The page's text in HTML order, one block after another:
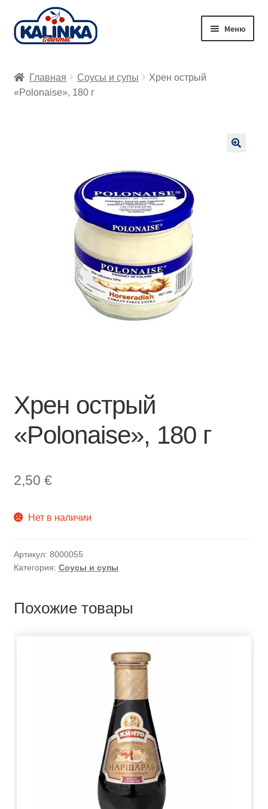
Перейти
к
Перейти
к
Меню
Заказ онлайн
Главная Соусы и супы
Хрен острый
«Polonaise», 180 г
Хрен острый
«Polonaise», 180 г
2,50 €
Нет в наличии
Артикул: 8000055
Категория: Соусы и супы
Похожие товары